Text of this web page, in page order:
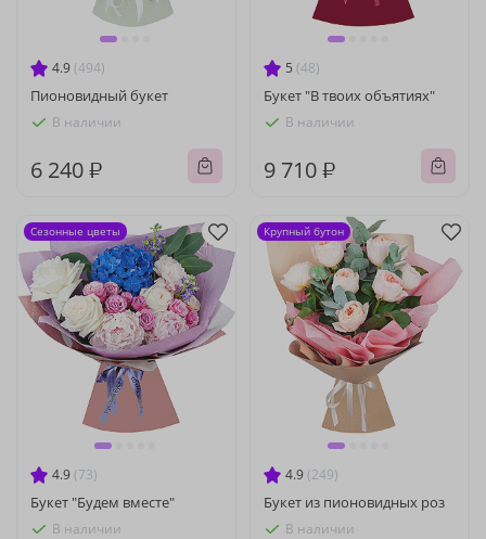
4.9 (494)
Пионовидный букет
В наличии
6 240 ₽
5 (48)
Букет "В твоих объятиях"
В наличии
9 710 ₽
4.9 (73)
Букет "Будем вместе"
В наличии
Сезонные цветы
4.9 (249)
Букет из пионовидных роз
В наличии
Крупный бутон